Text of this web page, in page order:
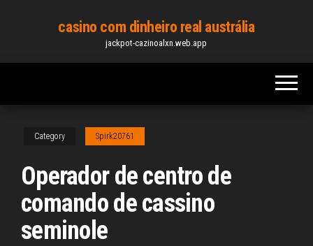
content
casino com dinheiro real austrália
jackpot-cazinoalxn.web.app
Category Spirk20761
Operador de centro de
comando de cassino
seminole